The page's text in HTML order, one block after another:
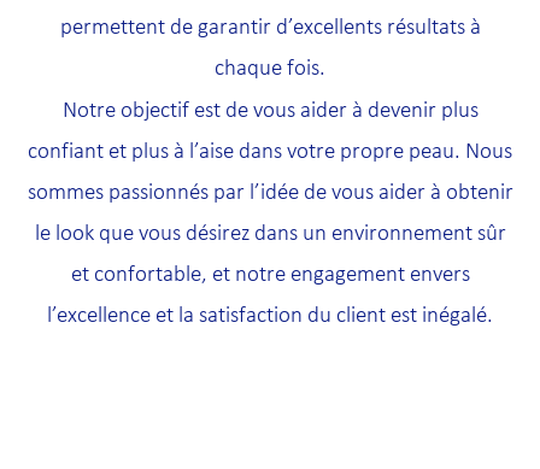
permettent de garantir d’excellents résultats à
chaque fois.
Notre objectif est de vous aider à devenir plus
confiant et plus à l’aise dans votre propre peau. Nous
sommes passionnés par l’idée de vous aider à obtenir
le look que vous désirez dans un environnement sûr
et confortable, et notre engagement envers
l’excellence et la satisfaction du client est inégalé.